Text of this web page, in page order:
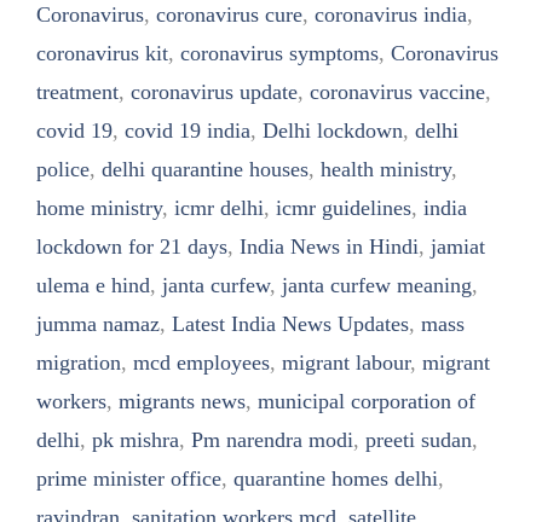
Coronavirus, coronavirus cure, coronavirus india,
coronavirus kit, coronavirus symptoms, Coronavirus
treatment, coronavirus update, coronavirus vaccine,
covid 19, covid 19 india, Delhi lockdown, delhi
police, delhi quarantine houses, health ministry,
home ministry, icmr delhi, icmr guidelines, india
lockdown for 21 days, India News in Hindi, jamiat
ulema e hind, janta curfew, janta curfew meaning,
jumma namaz, Latest India News Updates, mass
migration, mcd employees, migrant labour, migrant
workers, migrants news, municipal corporation of
delhi, pk mishra, Pm narendra modi, preeti sudan,
prime minister office, quarantine homes delhi,
ravindran sanitation workers mcd satellite